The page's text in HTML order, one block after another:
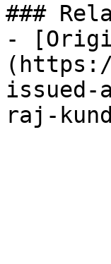
###
-
issued-
raj-